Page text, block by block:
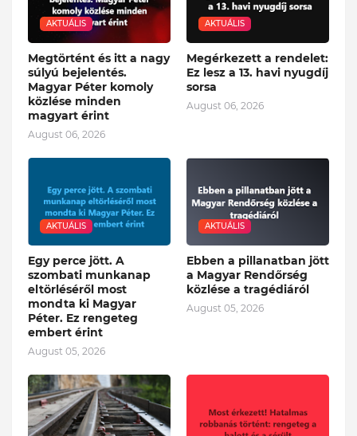
AKTUÁLIS
Megtörtént és itt a nagy
súlyú bejelentés.
Magyar Péter komoly
közlése minden
magyart érint
August 06, 2026
AKTUÁLIS
Megérkezett a rendelet:
Ez lesz a 13. havi nyugdíj
sorsa
August 06, 2026
AKTUÁLIS
Egy perce jött. A
szombati munkanap
eltörléséről most
mondta ki Magyar
Péter. Ez rengeteg
embert érint
August 05, 2026
AKTUÁLIS
Ebben a pillanatban jött
a Magyar Rendőrség
közlése a tragédiáról
August 05, 2026